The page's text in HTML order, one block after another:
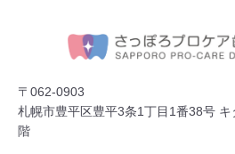
〒062-0903
札幌市豊平区豊平3条1丁目1番38号
階